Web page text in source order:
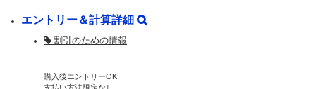
エントリー＆計算詳細
割引のための情報
購入後エントリーOK